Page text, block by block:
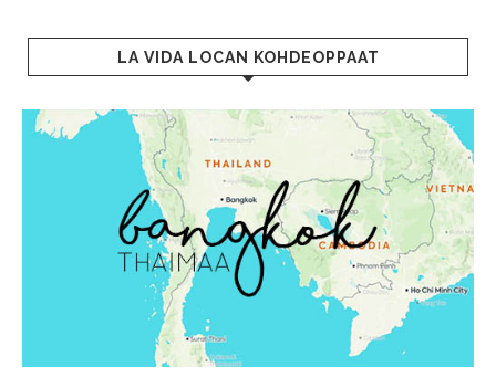
LA VIDA LOCAN KOHDEOPPAAT